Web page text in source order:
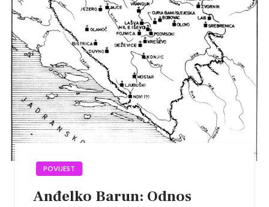
POVIJEST
Anđelko Barun: Odnos